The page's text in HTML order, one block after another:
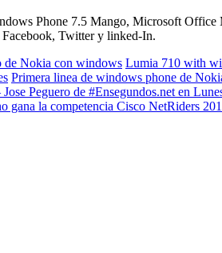
Phone 7.5 Mango, Microsoft Office
Facebook, Twitter y linked-In.
de Nokia con windows Lumia 710 with
Primera linea de windows phone de
Peguero de #Ensegundos.net en
gana la competencia Cisco NetRiders